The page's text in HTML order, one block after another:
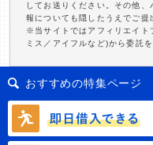
してお送りください。その他
報についても隠したうえでご提
※当サイトではアフィリエイト
ミス／アイフルなど)から委託
おすすめの特集ページ